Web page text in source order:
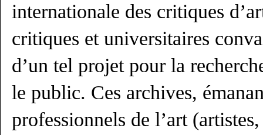
internationale des critiques
critiques et universitaires
d’un tel projet pour la
le public. Ces archives,
professionnels de l’art